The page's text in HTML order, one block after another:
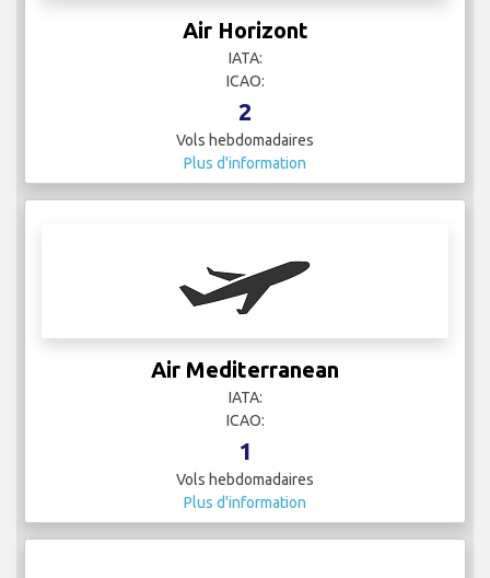
Air Horizont
IATA:
ICAO:
2
Vols hebdomadaires
Plus d'information
Air Mediterranean
IATA:
ICAO:
1
Vols hebdomadaires
Plus d'information